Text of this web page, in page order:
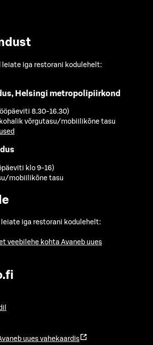
leiate iga restorani kodulehelt:
Helsingi metropolipiirkond
8.30-16.30)
võrgutasu/mobiilikõne tasu
klo 9-16)
mobiilikõne tasu
iga restorani kodulehelt:
veebilehe kohta Avaneb uues
uues vahekaardis